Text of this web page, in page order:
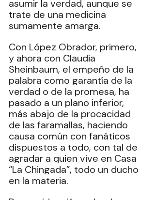
asumir la verdad, aunque se
trate de una medicina
sumamente amarga.
Con López Obrador, primero,
y ahora con Claudia
Sheinbaum, el empeño de la
palabra como garantía de la
verdad o de la promesa, ha
pasado a un plano inferior,
más abajo de la procacidad
de las faramallas, haciendo
causa común con fanáticos
dispuestos a todo, con tal de
agradar a quien vive en Casa
“La Chingada”, todo un ducho
en la materia.